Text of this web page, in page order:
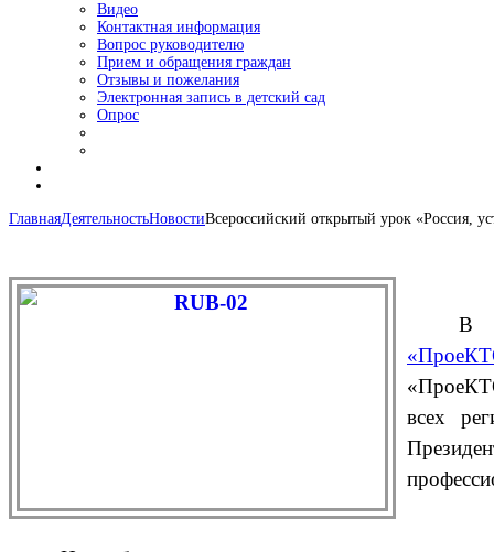
Видео
Контактная информация
Вопрос руководителю
Прием и обращения граждан
Отзывы и пожелания
Электронная запись в детский сад
Опрос
ГлавнаяДеятельностьНовостиВсероссийский открытый урок «Россия,
В
всех